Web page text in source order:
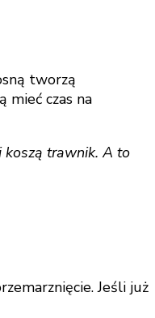
tworzą
mieć czas na
koszą trawnik. A to
Jeśli już